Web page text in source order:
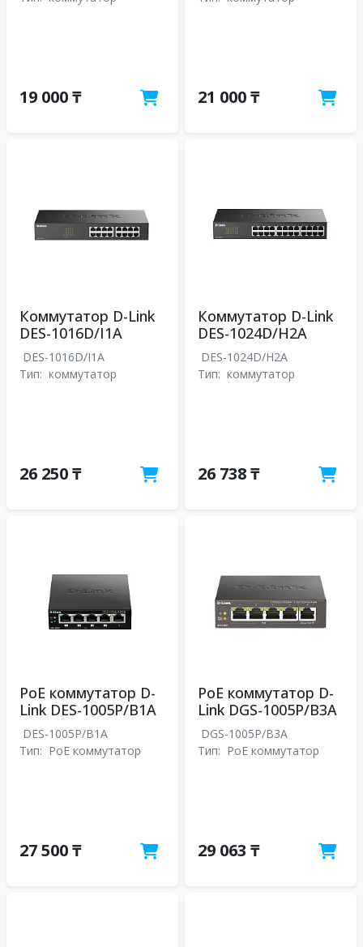
19 000 ₸ 21 000 ₸
Коммутатор D-Link
DES-1016D/I1A
DES-1016D/I1A
Тип: коммутатор
26 250 ₸
Коммутатор D-Link
DES-1024D/H2A
DES-1024D/H2A
Тип: коммутатор
26 738 ₸
PoE коммутатор D-
Link DES-1005P/B1A
DES-1005P/B1A
Тип: PoE коммутатор
27 500 ₸
PoE коммутатор D-
Link DGS-1005P/B3A
DGS-1005P/B3A
Тип: PoE коммутатор
29 063 ₸